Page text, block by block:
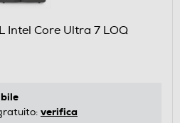
Intel Core Ultra 7 LOQ
verifica